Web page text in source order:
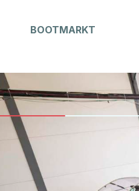
BOOTMARKT